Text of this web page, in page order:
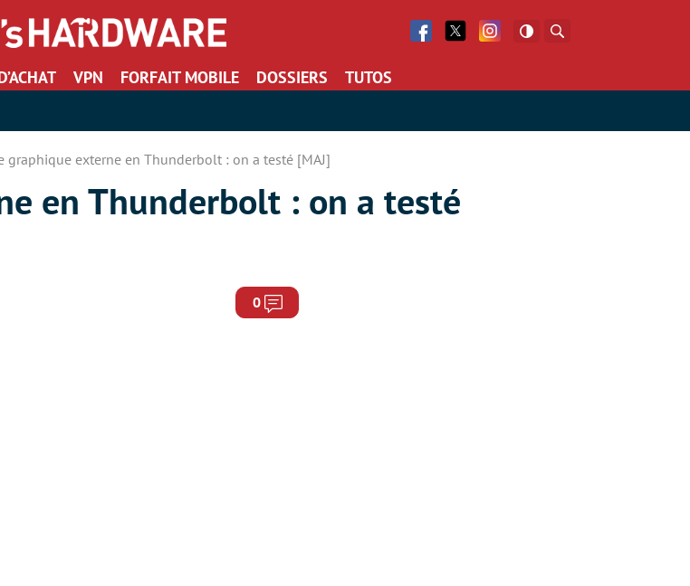
Facebook
Twitter Facebook
VPN FORFAIT MOBILE DOSSIERS TUTOS
graphique externe en Thunderbolt : on a testé [MAJ]
en Thunderbolt : on a testé
0 Commentaires